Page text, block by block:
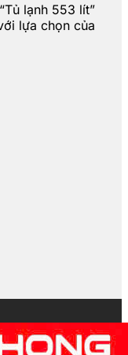
lạnh 553 lít”
lựa chọn của